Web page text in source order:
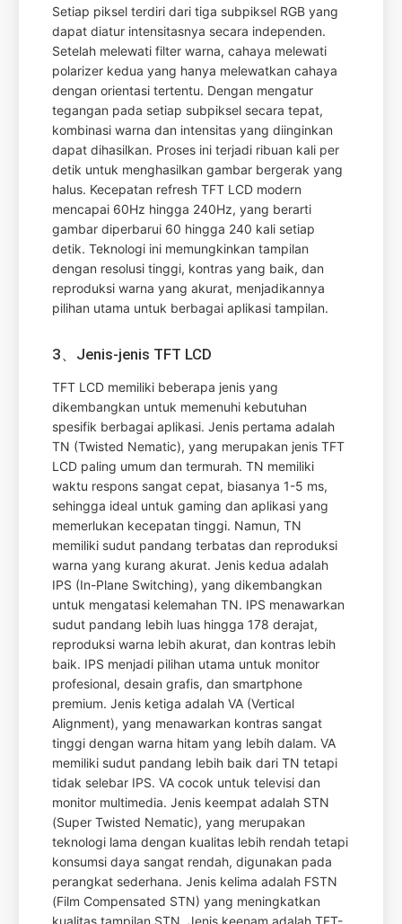
Setiap piksel terdiri dari tiga subpiksel RGB yang
dapat diatur intensitasnya secara independen.
Setelah melewati filter warna, cahaya melewati
polarizer kedua yang hanya melewatkan cahaya
dengan orientasi tertentu. Dengan mengatur
tegangan pada setiap subpiksel secara tepat,
kombinasi warna dan intensitas yang diinginkan
dapat dihasilkan. Proses ini terjadi ribuan kali per
detik untuk menghasilkan gambar bergerak yang
halus. Kecepatan refresh TFT LCD modern
mencapai 60Hz hingga 240Hz, yang berarti
gambar diperbarui 60 hingga 240 kali setiap
detik. Teknologi ini memungkinkan tampilan
dengan resolusi tinggi, kontras yang baik, dan
reproduksi warna yang akurat, menjadikannya
pilihan utama untuk berbagai aplikasi tampilan.
3、Jenis-jenis TFT LCD
TFT LCD memiliki beberapa jenis yang
dikembangkan untuk memenuhi kebutuhan
spesifik berbagai aplikasi. Jenis pertama adalah
TN (Twisted Nematic), yang merupakan jenis TFT
LCD paling umum dan termurah. TN memiliki
waktu respons sangat cepat, biasanya 1-5 ms,
sehingga ideal untuk gaming dan aplikasi yang
memerlukan kecepatan tinggi. Namun, TN
memiliki sudut pandang terbatas dan reproduksi
warna yang kurang akurat. Jenis kedua adalah
IPS (In-Plane Switching), yang dikembangkan
untuk mengatasi kelemahan TN. IPS menawarkan
sudut pandang lebih luas hingga 178 derajat,
reproduksi warna lebih akurat, dan kontras lebih
baik. IPS menjadi pilihan utama untuk monitor
profesional, desain grafis, dan smartphone
premium. Jenis ketiga adalah VA (Vertical
Alignment), yang menawarkan kontras sangat
tinggi dengan warna hitam yang lebih dalam. VA
memiliki sudut pandang lebih baik dari TN tetapi
tidak selebar IPS. VA cocok untuk televisi dan
monitor multimedia. Jenis keempat adalah STN
(Super Twisted Nematic), yang merupakan
teknologi lama dengan kualitas lebih rendah tetapi
konsumsi daya sangat rendah, digunakan pada
perangkat sederhana. Jenis kelima adalah FSTN
(Film Compensated STN) yang meningkatkan
kualitas tampilan STN. Jenis keenam adalah TFT-